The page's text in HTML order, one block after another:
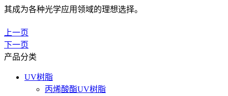
其成为各种光学应用领域的理想选择。
上一页
下一页
产品分类
UV树脂
丙烯酸酯UV树脂